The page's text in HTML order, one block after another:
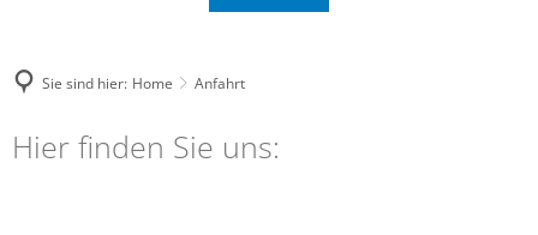
Sie sind hier: Home Anfahrt
Anfahrt
Hier finden Sie uns: